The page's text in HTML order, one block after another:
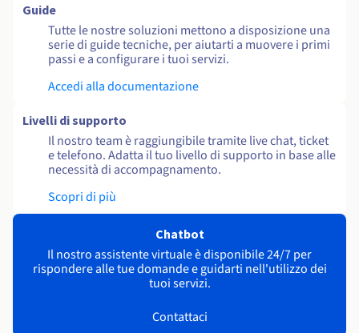
Guide
Tutte le nostre soluzioni mettono a disposizione una
serie di guide tecniche, per aiutarti a muovere i primi
passi e a configurare i tuoi servizi.
Accedi alla documentazione
Livelli di supporto
Il nostro team è raggiungibile tramite live chat, ticket
e telefono. Adatta il tuo livello di supporto in base alle
necessità di accompagnamento.
Scopri di più
Chatbot
Il nostro assistente virtuale è disponibile 24/7 per
rispondere alle tue domande e guidarti nell'utilizzo dei
tuoi servizi.
Contattaci